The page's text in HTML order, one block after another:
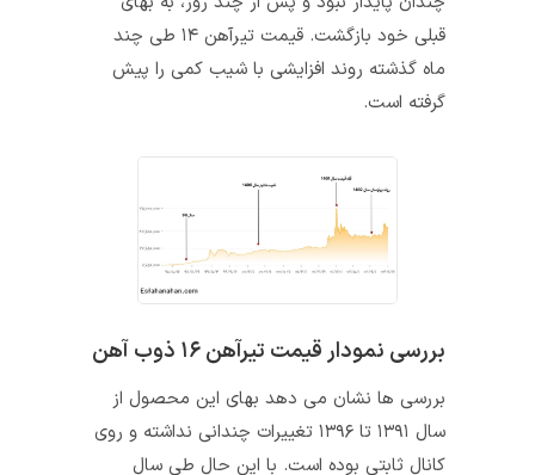
قبلی خود بازگشت. قیمت تیرآهن ۱۴ طی چند
ماه گذشته روند افزایشی با شیب کمی را پیش
گرفته است.
بررسی نمودار قیمت تیرآهن ۱۶ ذوب آهن
بررسی‌ ها نشان می‌ دهد بهای این محصول از
سال ۱۳۹۱ تا ۱۳۹۶ تغییرات چندانی نداشته و روی
کانال ثابتی بوده است. با این حال طی سال